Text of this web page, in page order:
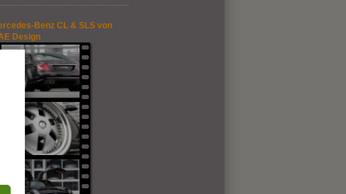
Benz CL & SLS von
Design